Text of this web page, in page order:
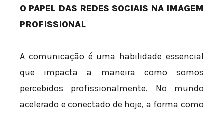
O PAPEL DAS REDES SOCIAIS NA IMAGEM
PROFISSIONAL
A comunicação é uma habilidade essencial
que impacta a maneira como somos
percebidos profissionalmente. No mundo
acelerado e conectado de hoje, a forma como